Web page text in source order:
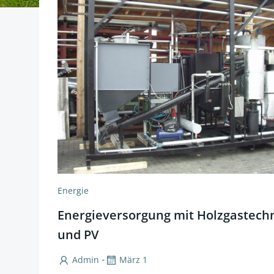
Energie
Energieversorgung mit
und PV
Admin - März 1